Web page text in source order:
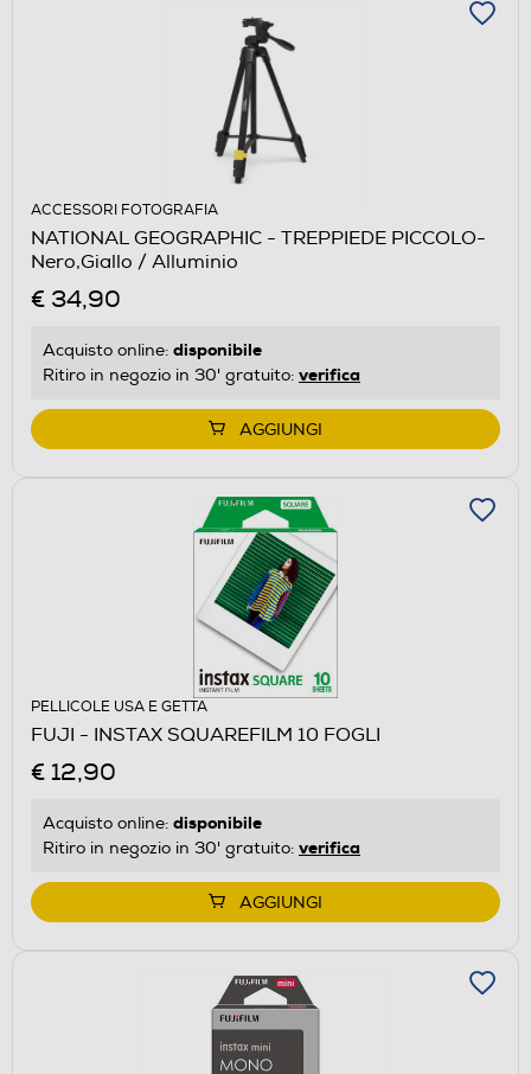
ACCESSORI FOTOGRAFIA
NATIONAL GEOGRAPHIC - TREPPIEDE PICCOLO-
Nero,Giallo / Alluminio
€ 34,90
Acquisto online: disponibile
Ritiro in negozio in 30' gratuito: verifica
AGGIUNGI
PELLICOLE USA E GETTA
FUJI - INSTAX SQUAREFILM 10 FOGLI
€ 12,90
Acquisto online: disponibile
Ritiro in negozio in 30' gratuito: verifica
AGGIUNGI